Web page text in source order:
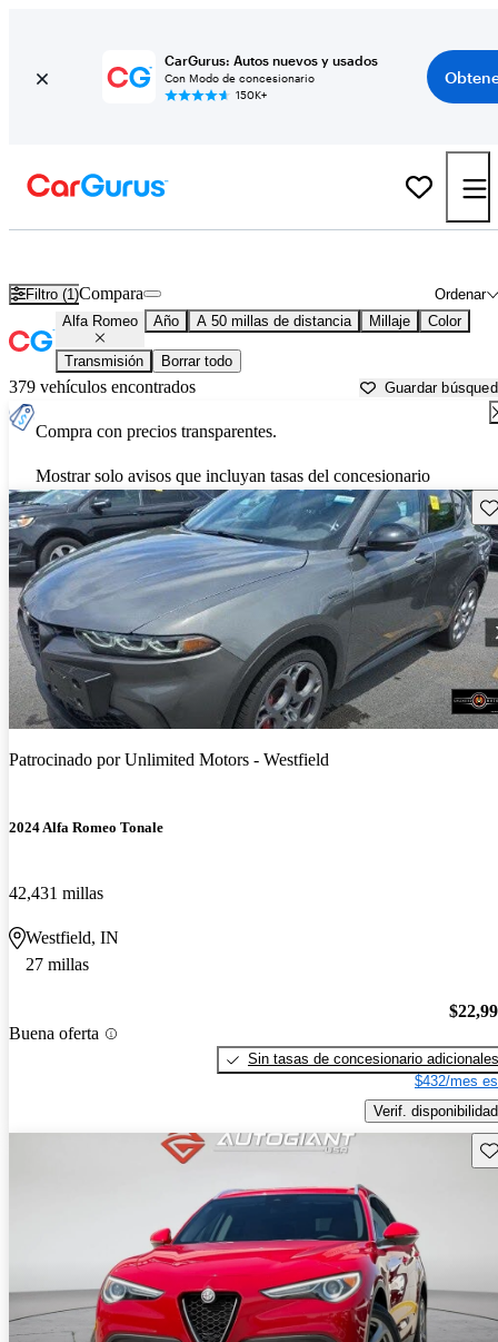
CarGurus: Autos nuevos y usados
Con Modo de concesionario
150K+
Filtro (1) Ordenar
Compara
Alfa Romeo Año A 50 millas de distancia Millaje Color
Transmisión Borrar todo
379 vehículos encontrados Guardar
Compra con precios transparentes.
Mostrar solo avisos que incluyan tasas del concesionario
Patrocinado porUnlimited Motors - Westfield
2024 Alfa Romeo Tonale
42,431 millas
Westfield, IN
27 millas
Buena oferta
Sin tasas de concesionario adicionales
$432/mes
Verif. disponibilidad